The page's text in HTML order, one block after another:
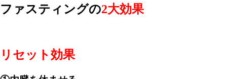
ファスティングの2大効果
リセット効果